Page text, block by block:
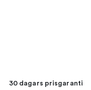
30 dagars prisgaranti